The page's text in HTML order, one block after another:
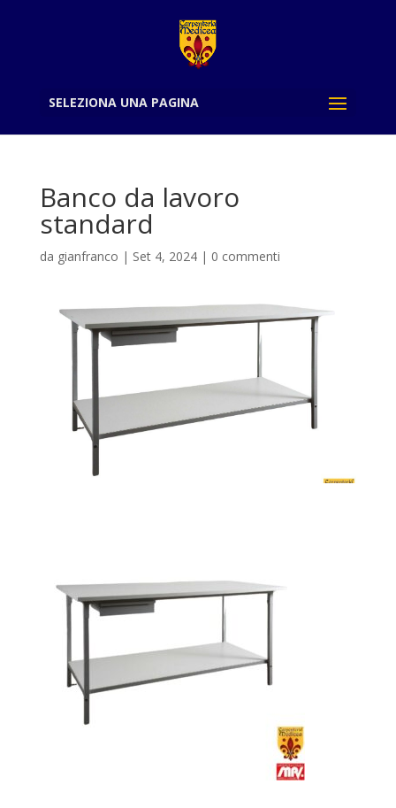
SELEZIONA UNA PAGINA
Banco da lavoro
standard
da gianfranco | Set 4, 2024| 0 commenti